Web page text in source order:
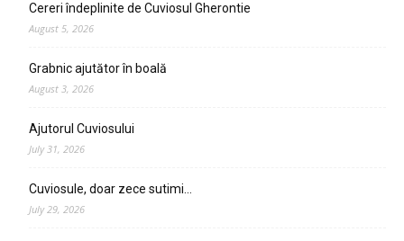
Cereri îndeplinite de Cuviosul Gherontie
August 5, 2026
Grabnic ajutător în boală
August 3, 2026
Ajutorul Cuviosului
July 31, 2026
Cuviosule, doar zece sutimi…
July 29, 2026